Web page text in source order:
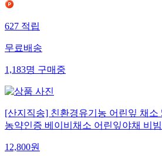
627 적립
무료배송
1,183명 구매중
[산지직송] 친환경유기농 어린잎 채소
농약인증 베이비채소 어린잎야채 비
12,800원